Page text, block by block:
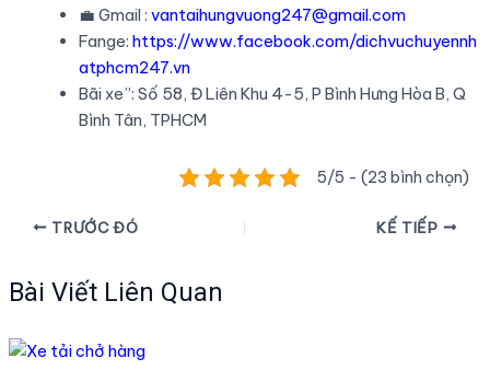
💼 Gmail : vantaihungvuong247@gmail.com
Fange: https://www.facebook.com/dichvuchuyennh
atphcm247.vn
Bãi xe”: Số 58, Đ Liên Khu 4-5, P Bình Hưng Hòa B, Q
Bình Tân, TPHCM
5/5 - (23 bình chọn)
Điều
bài
viết
TRƯỚC ĐÓ KẾ TIẾP
Bài Viết Liên Quan